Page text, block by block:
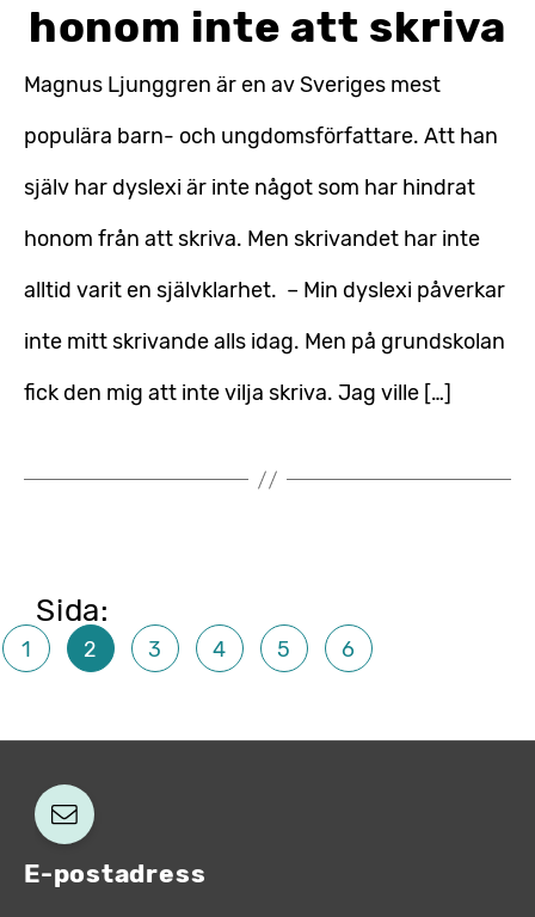
honom inte att skriva
Magnus Ljunggren är en av Sveriges mest
populära barn- och ungdomsförfattare. Att han
själv har dyslexi är inte något som har hindrat
honom från att skriva. Men skrivandet har inte
alltid varit en självklarhet. – Min dyslexi påverkar
inte mitt skrivande alls idag. Men på grundskolan
fick den mig att inte vilja skriva. Jag ville […]
Sidnumrering
inlägg
1 2 3 4 5 6
E-postadress